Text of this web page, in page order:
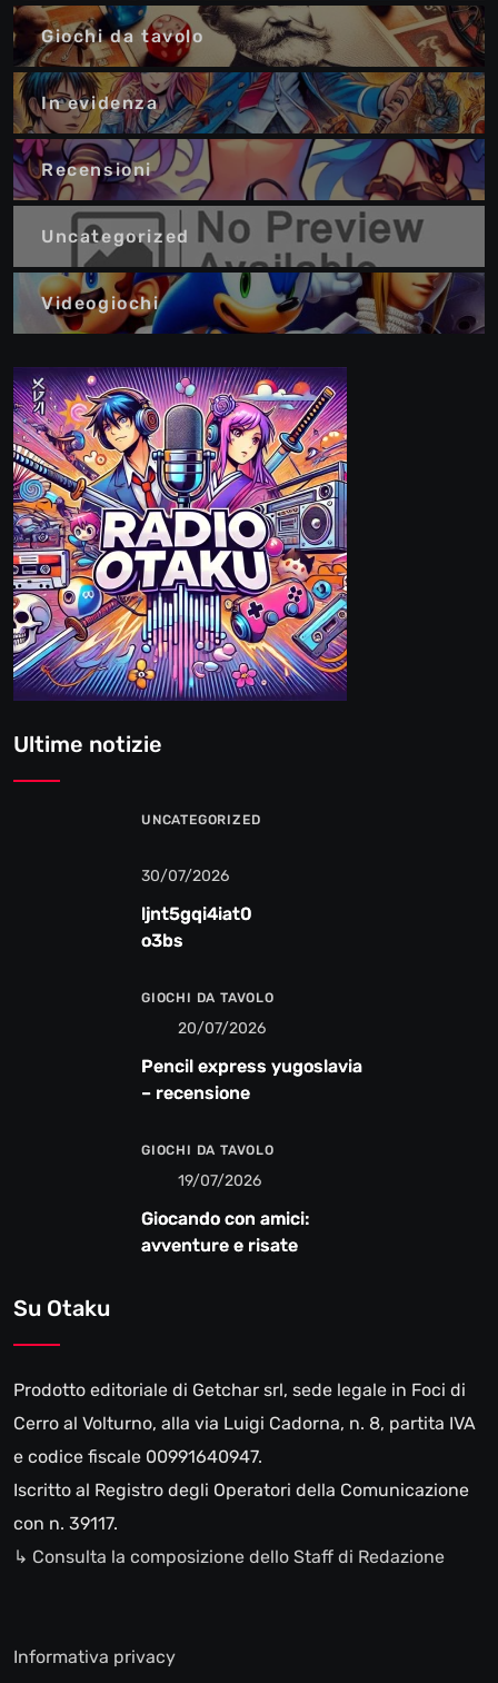
Giochi da tavolo
In evidenza
Recensioni
Uncategorized
Videogiochi
Ultime notizie
UNCATEGORIZED
30/07/2026
ljnt5gqi4iat0
o3bs
GIOCHI DA TAVOLO
20/07/2026
Pencil express yugoslavia
– recensione
GIOCHI DA TAVOLO
19/07/2026
Giocando con amici:
avventure e risate
Su Otaku
Prodotto editoriale di Getchar srl, sede legale in Foci di
Cerro al Volturno, alla via Luigi Cadorna, n. 8, partita IVA
e codice fiscale 00991640947.
Iscritto al Registro degli Operatori della Comunicazione
con n. 39117.
↳ Consulta la composizione dello Staff di Redazione
Informativa privacy